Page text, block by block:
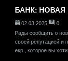
БАНК:
02.03.2025
0
Рады сообщить о
своей репутацией и
екр., которое вы